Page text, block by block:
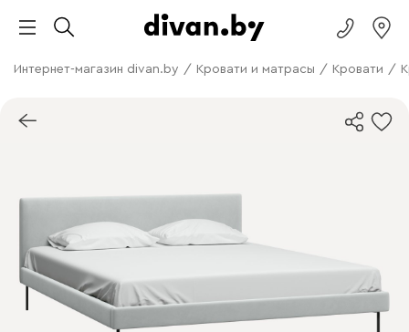
Интернет-магазин divan.by / Кровати и матрасы / Кровати /